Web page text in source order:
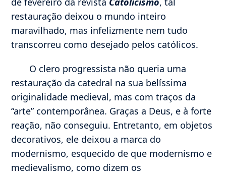
restauração deixou o mundo inteiro
maravilhado, mas infelizmente nem tudo
transcorreu como desejado pelos católicos.
O clero progressista não queria uma
restauração da catedral na sua belíssima
originalidade medieval, mas com traços da
“arte” contemporânea. Graças a Deus, e à forte
reação, não conseguiu. Entretanto, em objetos
decorativos, ele deixou a marca do
modernismo, esquecido de que modernismo e
medievalismo, como dizem os